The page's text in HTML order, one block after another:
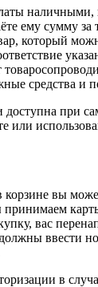
наличными,
ему сумму за
который
средства и
при
или
вы
вас
ввести
в